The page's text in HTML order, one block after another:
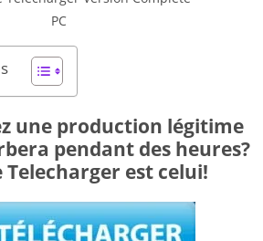
une production légitime
pendant des heures?
Telecharger est celui!